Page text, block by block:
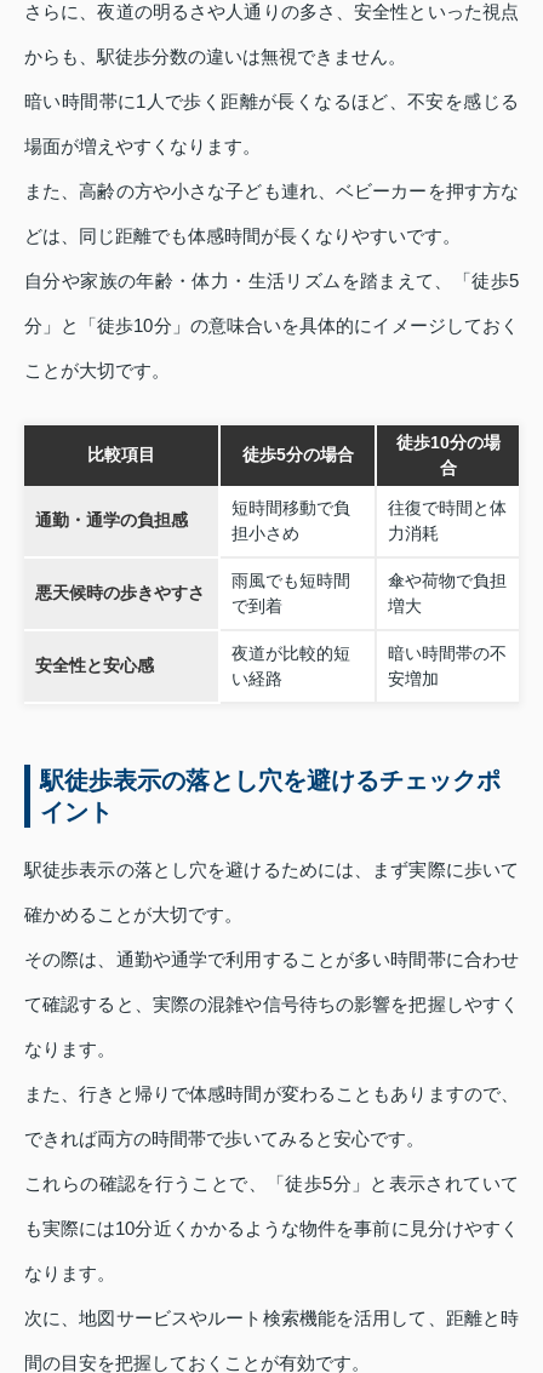
さらに、夜道の明るさや人通りの多さ、安全性といった視点
からも、駅徒歩分数の違いは無視できません。
暗い時間帯に1人で歩く距離が長くなるほど、不安を感じる
場面が増えやすくなります。
また、高齢の方や小さな子ども連れ、ベビーカーを押す方な
どは、同じ距離でも体感時間が長くなりやすいです。
自分や家族の年齢・体力・生活リズムを踏まえて、「徒歩5
分」と「徒歩10分」の意味合いを具体的にイメージしておく
ことが大切です。
比較項目 徒歩5分の場合
徒歩10分の場
合
通勤・通学の負担感
短時間移動で負
担小さめ
往復で時間と体
力消耗
悪天候時の歩きやすさ
雨風でも短時間
で到着
傘や荷物で負担
増大
安全性と安心感
夜道が比較的短
い経路
暗い時間帯の不
安増加
駅徒歩表示の落とし穴を避けるチェックポ
イント
駅徒歩表示の落とし穴を避けるためには、まず実際に歩いて
確かめることが大切です。
その際は、通勤や通学で利用することが多い時間帯に合わせ
て確認すると、実際の混雑や信号待ちの影響を把握しやすく
なります。
また、行きと帰りで体感時間が変わることもありますので、
できれば両方の時間帯で歩いてみると安心です。
これらの確認を行うことで、「徒歩5分」と表示されていて
も実際には10分近くかかるような物件を事前に見分けやすく
なります。
次に、地図サービスやルート検索機能を活用して、距離と時
間の目安を把握しておくことが有効です。